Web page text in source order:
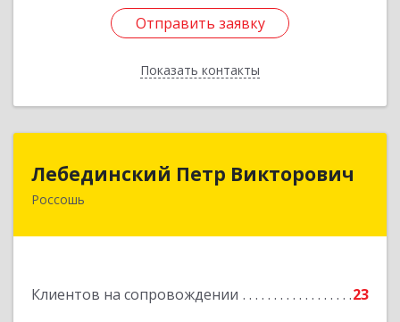
Отправить заявку
Показать контакты
Отправить заявку
Назад
Лебединский Петр Викторович
Россошь
Клиентов на сопровождении 23
Лебединский Петр Викторович
396650, Воронежская обл., г. Россошь, пер.